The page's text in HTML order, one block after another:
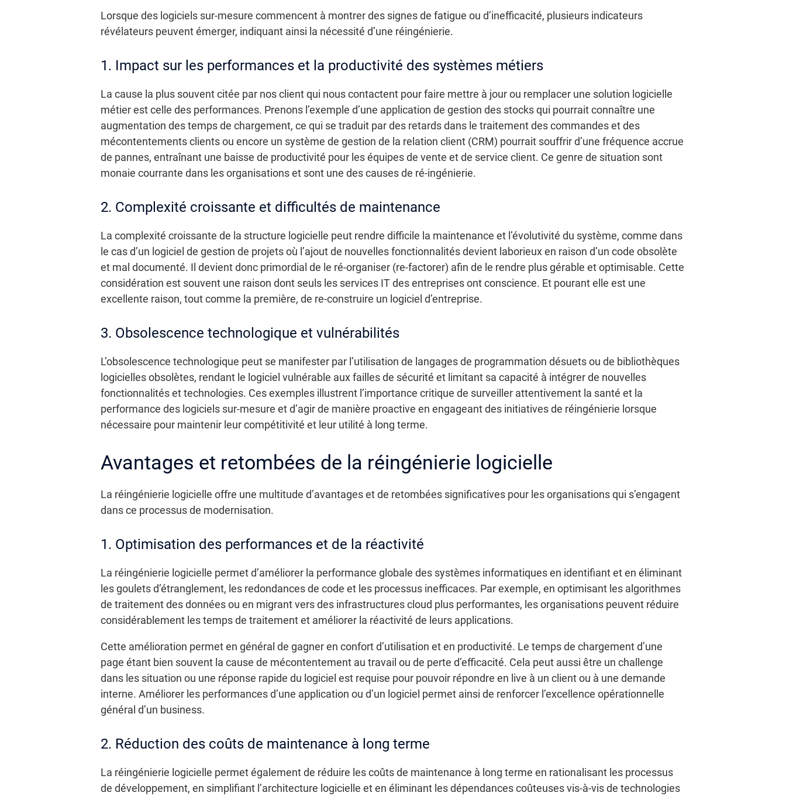
Lorsque des logiciels sur-mesure commencent à montrer des signes de fatigue ou d’inefficacité, plusieurs indicateurs
révélateurs peuvent émerger, indiquant ainsi la nécessité d’une réingénierie.
1. Impact sur les performances et la productivité des systèmes métiers
La cause la plus souvent citée par nos client qui nous contactent pour faire mettre à jour ou remplacer une solution logicielle
métier est celle des performances. Prenons l’exemple d’une application de gestion des stocks qui pourrait connaître une
augmentation des temps de chargement, ce qui se traduit par des retards dans le traitement des commandes et des
mécontentements clients ou encore un système de gestion de la relation client (CRM) pourrait souffrir d’une fréquence accrue
de pannes, entraînant une baisse de productivité pour les équipes de vente et de service client. Ce genre de situation sont
monaie courrante dans les organisations et sont une des causes de ré-ingénierie.
2. Complexité croissante et difficultés de maintenance
La complexité croissante de la structure logicielle peut rendre difficile la maintenance et l’évolutivité du système, comme dans
le cas d’un logiciel de gestion de projets où l’ajout de nouvelles fonctionnalités devient laborieux en raison d’un code obsolète
et mal documenté. Il devient donc primordial de le ré-organiser (re-factorer) afin de le rendre plus gérable et optimisable. Cette
considération est souvent une raison dont seuls les services IT des entreprises ont conscience. Et pourant elle est une
excellente raison, tout comme la première, de re-construire un logiciel d’entreprise.
3. Obsolescence technologique et vulnérabilités
L’obsolescence technologique peut se manifester par l’utilisation de langages de programmation désuets ou de bibliothèques
logicielles obsolètes, rendant le logiciel vulnérable aux failles de sécurité et limitant sa capacité à intégrer de nouvelles
fonctionnalités et technologies. Ces exemples illustrent l’importance critique de surveiller attentivement la santé et la
performance des logiciels sur-mesure et d’agir de manière proactive en engageant des initiatives de réingénierie lorsque
nécessaire pour maintenir leur compétitivité et leur utilité à long terme.
Avantages et retombées de la réingénierie logicielle
La réingénierie logicielle offre une multitude d’avantages et de retombées significatives pour les organisations qui s’engagent
dans ce processus de modernisation.
1. Optimisation des performances et de la réactivité
La réingénierie logicielle permet d’améliorer la performance globale des systèmes informatiques en identifiant et en éliminant
les goulets d’étranglement, les redondances de code et les processus inefficaces. Par exemple, en optimisant les algorithmes
de traitement des données ou en migrant vers des infrastructures cloud plus performantes, les organisations peuvent réduire
considérablement les temps de traitement et améliorer la réactivité de leurs applications.
Cette amélioration permet en général de gagner en confort d’utilisation et en productivité. Le temps de chargement d’une
page étant bien souvent la cause de mécontentement au travail ou de perte d’efficacité. Cela peut aussi être un challenge
dans les situation ou une réponse rapide du logiciel est requise pour pouvoir répondre en live à un client ou à une demande
interne. Améliorer les performances d’une application ou d’un logiciel permet ainsi de renforcer l’excellence opérationnelle
général d’un business.
2. Réduction des coûts de maintenance à long terme
La réingénierie logicielle permet également de réduire les coûts de maintenance à long terme en rationalisant les processus
de développement, en simplifiant l’architecture logicielle et en éliminant les dépendances coûteuses vis-à-vis de technologies